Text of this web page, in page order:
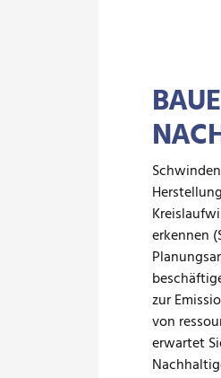
erkennen
zur
von
erwartet